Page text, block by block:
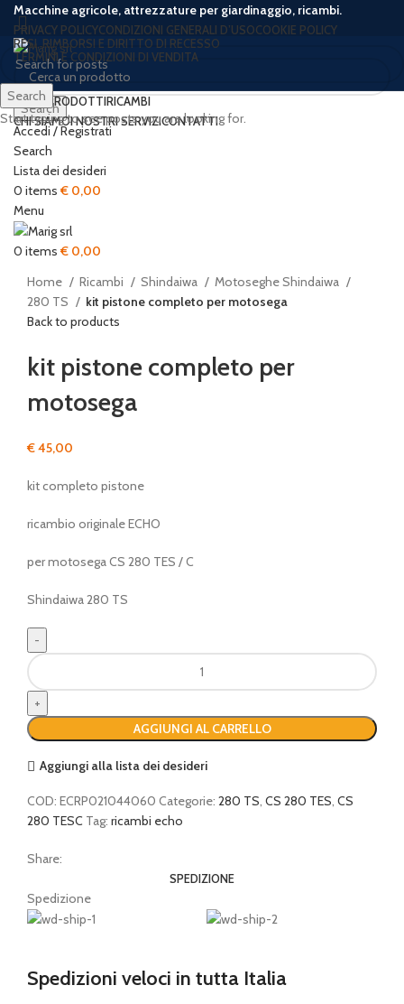
Macchine agricole, attrezzature per giardinaggio, ricambi.
PRIVACY POLICYCONDIZIONI GENERALI D’USOCOOKIE POLICY
RESI, RIMBORSI E DIRITTO DI RECESSO
TERMINI E CONDIZIONI DI VENDITA
Search
Accedi / Registrati
Search
Lista dei desideri
0 items € 0,00
Menu
0 items € 0,00
HOME PRODOTTIRICAMBI
CHI SIAMOI NOSTRI SERVIZICONTATTI
Click to enlarge
Home Ricambi Shindaiwa
Motoseghe Shindaiwa
280 TS
kit pistone completo per motosega
Back to products
kit pistone completo per
motosega
€45,00
kit completo pistone
ricambio originale ECHO
per motosega CS 280 TES / C
Shindaiwa 280 TS
kit
pistone
completo
per
motosega
quantità
AGGIUNGI AL CARRELLO
Aggiungi alla lista dei desideri
COD: ECRP021044060 Categorie: 280 TS CS 280 TES CS
280 TESC Tag: ricambi echo
Share:
SPEDIZIONE
Spedizione
Spedizioni veloci in tutta Italia
Search
Start typing to see posts you are looking for.